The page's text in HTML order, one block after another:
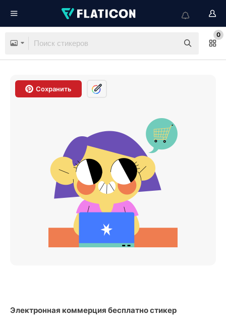
0
Сохранить
Электронная коммерция бесплатно стикер